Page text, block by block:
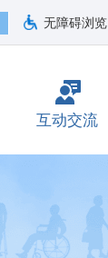
无障碍浏览
互动交流